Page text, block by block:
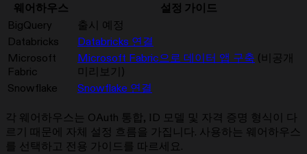
웨어하우스
설정 가이드
BigQuery
출시 예정
Databricks
Databricks 연결
Microsoft
Fabric
Microsoft Fabric으로 데이터 앱 구축 (비공개
미리보기)
Snowflake
Snowflake 연결
각 웨어하우스는 OAuth 통합, ID 모델 및 자격 증명 형식이 다
르기 때문에 자체 설정 흐름을 가집니다. 사용하는 웨어하우스
를 선택하고 전용 가이드를 따르세요.